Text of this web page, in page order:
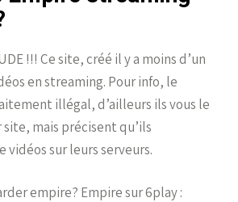
!!! Ce site, créé il y a moins d’un
en streaming. Pour info, le
illégal, d’ailleurs ils vous le
mais précisent qu’ils
vidéos sur leurs serveurs.
empire? Empire sur 6play :